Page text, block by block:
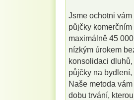
Jsme ochotni
půjčky
maximálně 45
nízkým úrokem
konsolidaci
půjčky na
Naše metoda
dobu trvání,